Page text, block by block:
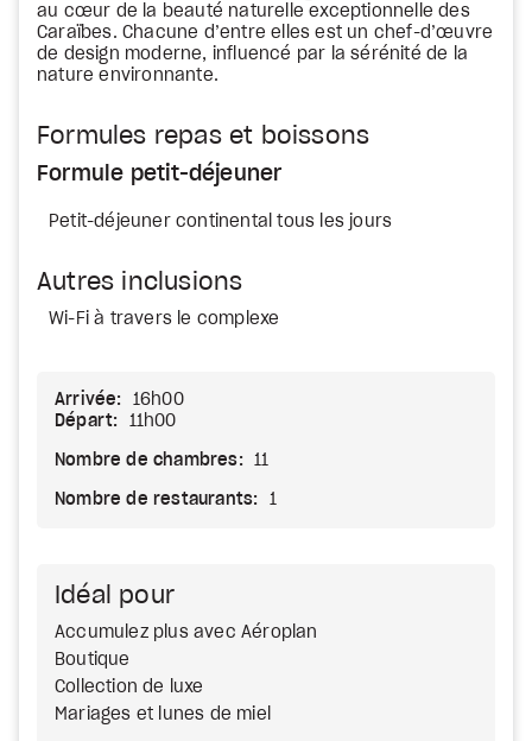
au cœur de la beauté naturelle exceptionnelle des
Caraïbes. Chacune d’entre elles est un chef-d’œuvre
de design moderne, influencé par la sérénité de la
nature environnante.
Formules repas et boissons
Formule petit-déjeuner
Petit-déjeuner continental tous les jours
Autres inclusions
Wi-Fi à travers le complexe
Arrivée:
16h00
Départ:
11h00
Nombre de chambres: 11
Nombre de restaurants: 1
Idéal pour
Accumulez plus avec Aéroplan
Boutique
Collection de luxe
Mariages et lunes de miel